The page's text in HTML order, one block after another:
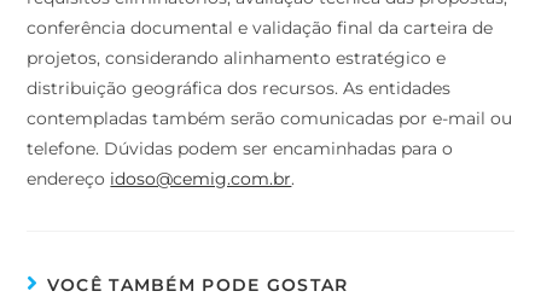
conferência documental e validação final da carteira de
projetos, considerando alinhamento estratégico e
distribuição geográfica dos recursos. As entidades
contempladas também serão comunicadas por e-mail ou
telefone. Dúvidas podem ser encaminhadas para o
endereço idoso@cemig.com.br.
VOCÊ TAMBÉM PODE GOSTAR